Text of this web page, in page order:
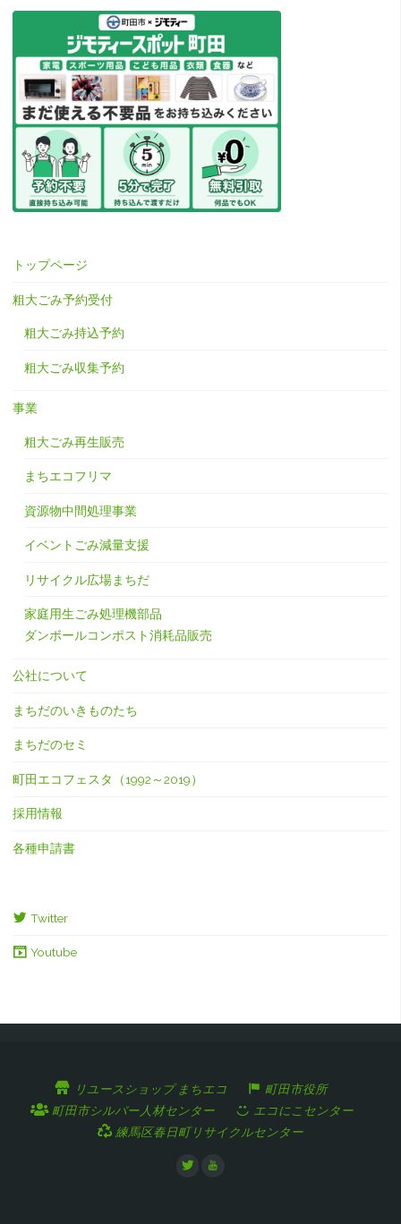
トップページ
粗大ごみ予約受付
粗大ごみ持込予約
粗大ごみ収集予約
事業
粗大ごみ再生販売
まちエコフリマ
資源物中間処理事業
イベントごみ減量支援
リサイクル広場まちだ
家庭用生ごみ処理機部品
ダンボールコンポスト消耗品販売
公社について
まちだのいきものたち
まちだのセミ
町田エコフェスタ（1992～2019）
採用情報
各種申請書
Twitter
Youtube
リユースショップ まちエコ
町田市役所
町田市シルバー人材センター
エコにこセンター
練馬区春日町リサイクルセンター